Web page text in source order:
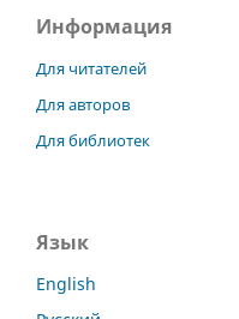
Информация
Для читателей
Для авторов
Для библиотек
Язык
English